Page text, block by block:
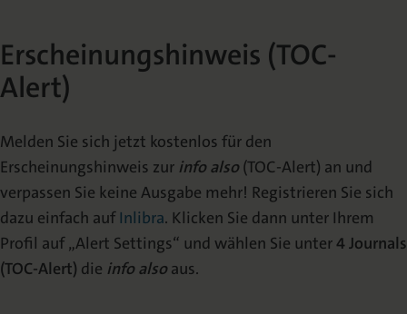
Erscheinungshinweis (TOC-
Alert)
Melden Sie sich jetzt kostenlos für den
Erscheinungshinweis zur info also(TOC-Alert) an und
verpassen Sie keine Ausgabe mehr! Registrieren Sie sich
dazu einfach aufInlibra. Klicken Sie dann unter Ihrem
Profil auf „Alert Settings“ und wählen Sie unter4 Journals
(TOC-Alert) die info alsoaus.